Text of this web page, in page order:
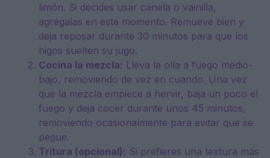
limón. Si decides usar canela o vainilla,
agrégalas en este momento. Remueve bien y
deja reposar durante 30 minutos para que los
higos suelten su jugo.
Cocina la mezcla: Lleva la olla a fuego medio-
bajo, removiendo de vez en cuando. Una vez
que la mezcla empiece a hervir, baja un poco el
fuego y deja cocer durante unos 45 minutos,
removiendo ocasionalmente para evitar que se
pegue.
Tritura (opcional): Si prefieres una textura más